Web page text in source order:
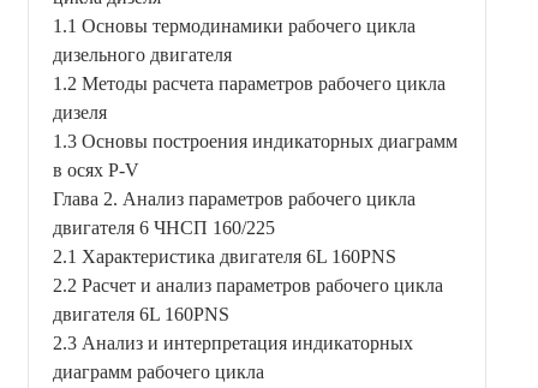
1.1 Основы термодинамики рабочего цикла
дизельного двигателя
1.2 Методы расчета параметров рабочего цикла
дизеля
1.3 Основы построения индикаторных диаграмм
в осях P-V
Глава 2. Анализ параметров рабочего цикла
двигателя 6 ЧНСП 160/225
2.1 Характеристика двигателя 6L 160PNS
2.2 Расчет и анализ параметров рабочего цикла
двигателя 6L 160PNS
2.3 Анализ и интерпретация индикаторных
диаграмм рабочего цикла